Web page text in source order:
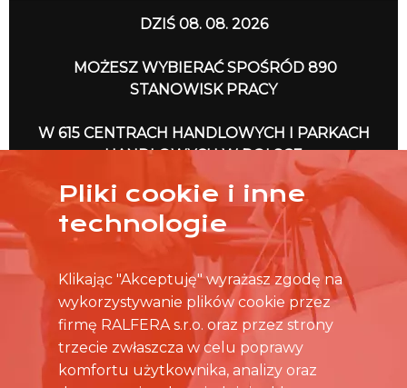
DZIŚ 08. 08. 2026
MOŻESZ WYBIERAĆ SPOŚRÓD 890
STANOWISK PRACY
W 615 CENTRACH HANDLOWYCH I PARKACH
HANDLOWYCH W POLSCE
NO TO RUSZAMY
Pliki cookie i inne
technologie
Klikając "Akceptuję" wyrażasz zgodę na
wykorzystywanie plików cookie przez
firmę RALFERA s.r.o. oraz przez strony
trzecie zwłaszcza w celu poprawy
komfortu użytkownika, analizy oraz